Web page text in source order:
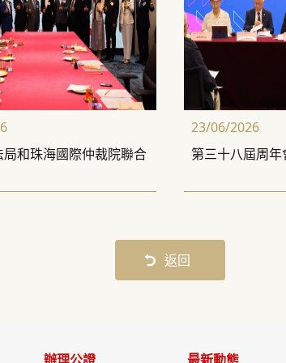
和珠海國際仲裁院聯合
23/06/2026
第三十八屆周
返回